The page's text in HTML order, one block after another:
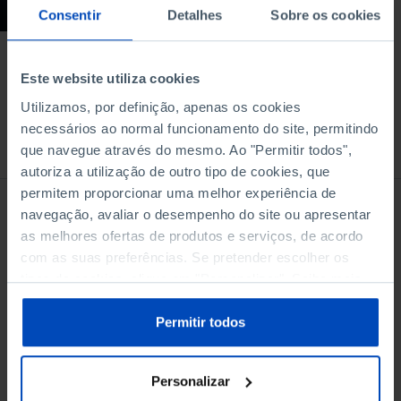
Consentir Detalhes Sobre os cookies
Este website utiliza cookies
Utilizamos, por definição, apenas os cookies
necessários ao normal funcionamento do site, permitindo
que navegue através do mesmo. Ao "Permitir todos",
autoriza a utilização de outro tipo de cookies, que
permitem proporcionar uma melhor experiência de
navegação, avaliar o desempenho do site ou apresentar
as melhores ofertas de produtos e serviços, de acordo
com as suas preferências. Se pretender escolher os
tipos de cookies, clique em "Personalizar". Saiba mais
sobre cookies através da gestão de preferências ou da
Política de Cookies.
Permitir todos
Personalizar
À venda na Livraria